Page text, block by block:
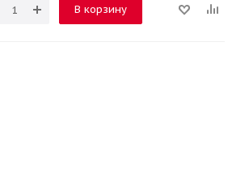
В корзину